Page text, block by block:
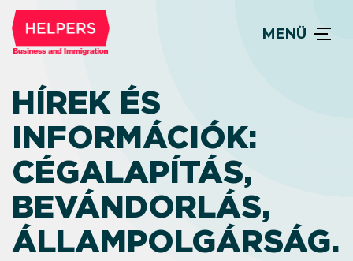
MENÜ
HÍREK ÉS
INFORMÁCIÓK:
CÉGALAPÍTÁS,
BEVÁNDORLÁS,
ÁLLAM­POLGÁRSÁG.